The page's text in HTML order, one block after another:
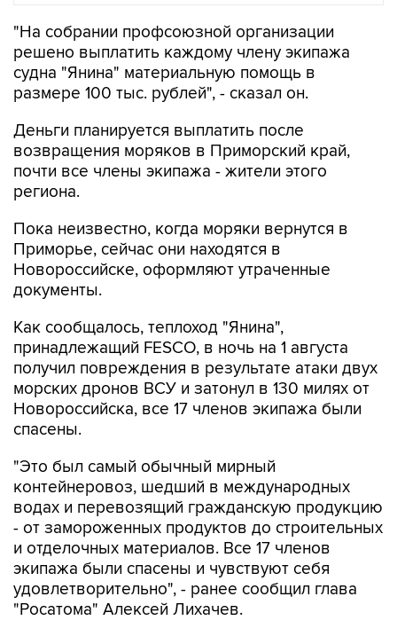
"На собрании профсоюзной организации
решено выплатить каждому члену экипажа
судна "Янина" материальную помощь в
размере 100 тыс. рублей", - сказал он.
Деньги планируется выплатить после
возвращения моряков в Приморский край,
почти все члены экипажа - жители этого
региона.
Пока неизвестно, когда моряки вернутся в
Приморье, сейчас они находятся в
Новороссийске, оформляют утраченные
документы.
Как сообщалось, теплоход "Янина",
принадлежащий FESCO, в ночь на 1 августа
получил повреждения в результате атаки двух
морских дронов ВСУ и затонул в 130 милях от
Новороссийска, все 17 членов экипажа были
спасены.
"Это был самый обычный мирный
контейнеровоз, шедший в международных
водах и перевозящий гражданскую продукцию
- от замороженных продуктов до строительных
и отделочных материалов. Все 17 членов
экипажа были спасены и чувствуют себя
удовлетворительно", - ранее сообщил глава
"Росатома" Алексей Лихачев.